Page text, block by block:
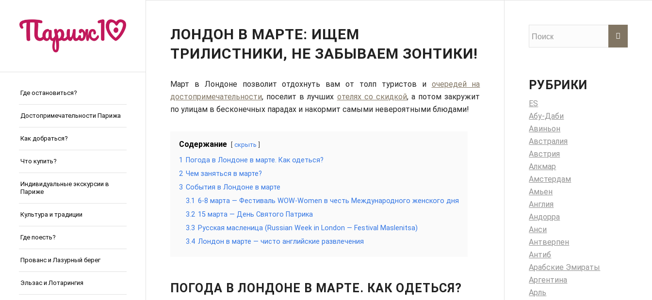
Где остановиться?
Достопримечательности Парижа
Как добраться?
Что купить?
Индивидуальные экскурсии в
Париже
Культура и традиции
Где поесть?
Прованс и Лазурный берег
Эльзас и Лотарингия
ЛОНДОН В МАРТЕ: ИЩЕМ
ТРИЛИСТНИКИ, НЕ ЗАБЫВАЕМ ЗОНТИКИ!
Март в Лондоне позволит отдохнуть вам от толп туристов и очередей на
достопримечательности, поселит в лучших отелях со скидкой, а потом закружит
по улицам в бесконечных парадах и накормит самыми невероятными блюдами!
Содержание скрыть
1
Погода в Лондоне в марте. Как одеться?
2 Чем заняться в марте?
3 События в Лондоне в марте
3.1 6-8 марта — Фестиваль WOW-Women в честь Международного женского дня
3.2 15 марта — День Святого Патрика
3.3 Русская масленица (Russian Week in London — Festival Maslenitsa)
3.4 Лондон в марте — чисто английские развлечения
ПОГОДА В ЛОНДОНЕ В МАРТЕ. КАК ОДЕТЬСЯ?
РУБРИКИ
ES
Абу-Даби
Авиньон
Австралия
Австрия
Алкмар
Амстердам
Амьен
Англия
Андорра
Анси
Антверпен
Антиб
Арабские Эмираты
Аргентина
Арль